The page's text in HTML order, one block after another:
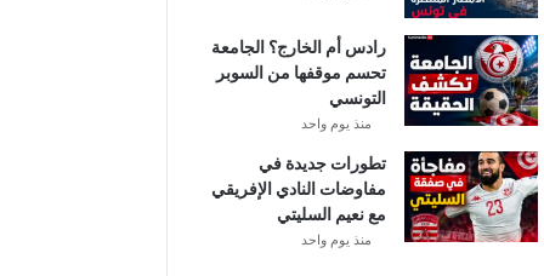
رادس أم الخارج؟ الجامعة
تحسم موقفها من السوبر
التونسي
منذ يوم واحد
تطورات جديدة في
مفاوضات النادي الإفريقي
مع نعيم السليتي
منذ يوم واحد